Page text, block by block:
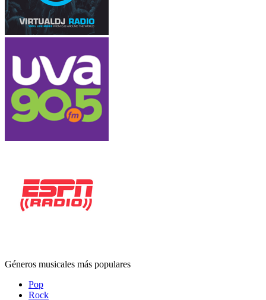
Géneros musicales más populares
Pop
Rock